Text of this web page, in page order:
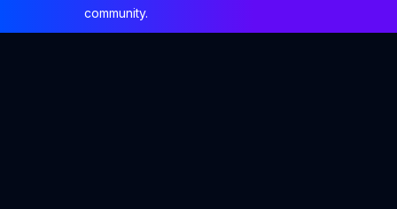
community.